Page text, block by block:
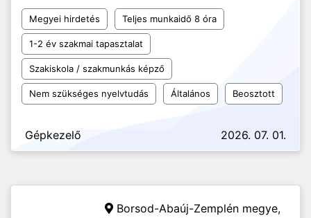
Megyei hirdetés Teljes munkaidő 8 óra
1-2 év szakmai tapasztalat
Szakiskola / szakmunkás képző
Nem szükséges nyelvtudás Általános Beosztott
Gépkezelő 2026. 07. 01.
Borsod-Abaúj-Zemplén megye,